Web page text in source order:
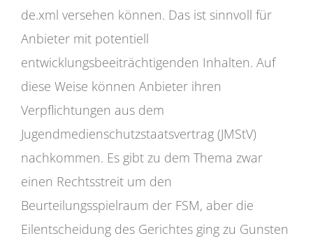
de.xml versehen können. Das ist sinnvoll für
Anbieter mit potentiell
entwicklungsbeeiträchtigenden Inhalten. Auf
diese Weise können Anbieter ihren
Verpflichtungen aus dem
Jugendmedienschutzstaatsvertrag (JMStV)
nachkommen. Es gibt zu dem Thema zwar
einen Rechtsstreit um den
Beurteilungsspielraum der FSM, aber die
Eilentscheidung des Gerichtes ging zu Gunsten